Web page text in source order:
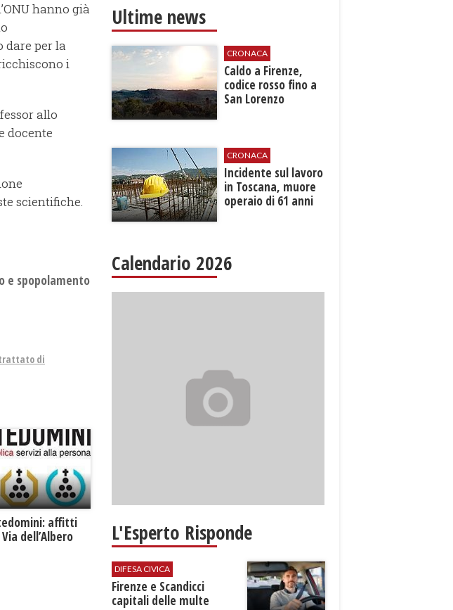
hanno già
dare per la
i
allo
docente
scientifiche.
e spopolamento
di
affitti
dell’Albero
Ultime news
CRONACA
Caldo a Firenze,
codice rosso fino a
San Lorenzo
CRONACA
Incidente sul lavoro
in Toscana, muore
operaio di 61 anni
Calendario 2026
L'Esperto Risponde
DIFESA CIVICA
Firenze e Scandicci
capitali delle multe